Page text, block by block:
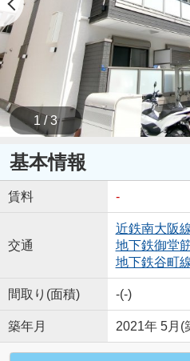
1 / 3
基本情報
賃料 -
交通
近鉄南大阪
地下鉄御堂
地下鉄谷町
間取り(面積) -(-)
築年月 2021年 5月(